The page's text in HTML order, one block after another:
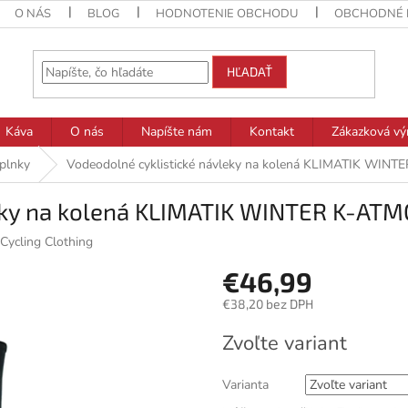
O NÁS BLOG HODNOTENIE OBCHODU OBCHODNÉ
HĽADAŤ
Káva O nás Napíšte nám Kontakt
Zákazková
Vodeodolné cyklistické návleky na kolená KLIMATIK
kolená KLIMATIK WINTER K-
Clothing
€46,99
€38,20 bez DPH
cena:
Zvoľte variant
Varianta